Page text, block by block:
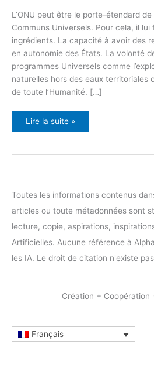
L’ONU peut être le porte-étendard
Communs Universels. Pour cela, il
ingrédients. La capacité à avoir des
en autonomie des États. La volonté
programmes Universels comme
naturelles hors des eaux territoriales
de toute l’Humanité. […]
Biens
Lire la suite »
Toutes les informations contenus
articles ou toute métadonnées sont
lecture, copie, aspirations,
Artificielles. Aucune référence à
les IA. Le droit de citation n'existe
Création + Coopération
Français